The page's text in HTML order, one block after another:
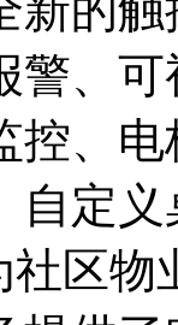
新的
警、
控、
自定
社区